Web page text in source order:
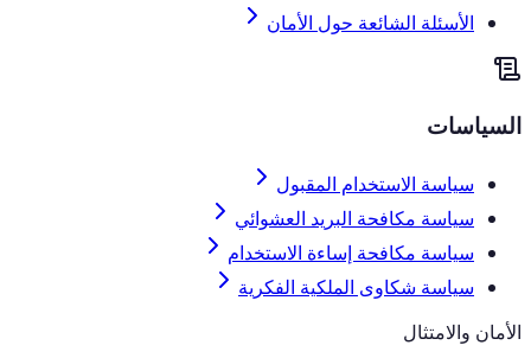
الأسئلة الشائعة حول الأمان
السياسات
سياسة الاستخدام المقبول
سياسة مكافحة البريد العشوائي
سياسة مكافحة إساءة الاستخدام
سياسة شكاوى الملكية الفكرية
الأمان والامتثال